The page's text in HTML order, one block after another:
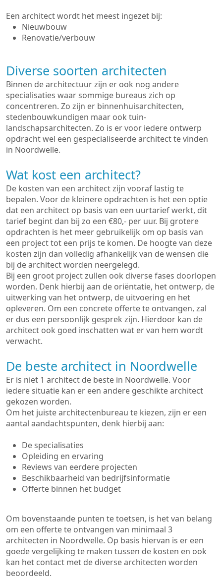
Een architect wordt het meest ingezet bij:
Nieuwbouw
Renovatie/verbouw
Diverse soorten architecten
Binnen de architectuur zijn er ook nog andere
specialisaties waar sommige bureaus zich op
concentreren. Zo zijn er binnenhuisarchitecten,
stedenbouwkundigen maar ook tuin-
landschapsarchitecten. Zo is er voor iedere ontwerp
opdracht wel een gespecialiseerde architect te vinden
in Noordwelle.
Wat kost een architect?
De kosten van een architect zijn vooraf lastig te
bepalen. Voor de kleinere opdrachten is het een optie
dat een architect op basis van een uurtarief werkt, dit
tarief begint dan bij zo een €80,- per uur. Bij grotere
opdrachten is het meer gebruikelijk om op basis van
een project tot een prijs te komen. De hoogte van deze
kosten zijn dan volledig afhankelijk van de wensen die
bij de architect worden neergelegd.
Bij een groot project zullen ook diverse fases doorlopen
worden. Denk hierbij aan de oriëntatie, het ontwerp, de
uitwerking van het ontwerp, de uitvoering en het
opleveren. Om een concrete offerte te ontvangen, zal
er dus een persoonlijk gesprek zijn. Hierdoor kan de
architect ook goed inschatten wat er van hem wordt
verwacht.
De beste architect in Noordwelle
Er is niet 1 architect de beste in Noordwelle. Voor
iedere situatie kan er een andere geschikte architect
gekozen worden.
Om het juiste architectenbureau te kiezen, zijn er een
aantal aandachtspunten, denk hierbij aan:
De specialisaties
Opleiding en ervaring
Reviews van eerdere projecten
Beschikbaarheid van bedrijfsinformatie
Offerte binnen het budget
Om bovenstaande punten te toetsen, is het van belang
om een offerte te ontvangen van minimaal 3
architecten in Noordwelle. Op basis hiervan is er een
goede vergelijking te maken tussen de kosten en ook
kan het contact met de diverse architecten worden
beoordeeld.